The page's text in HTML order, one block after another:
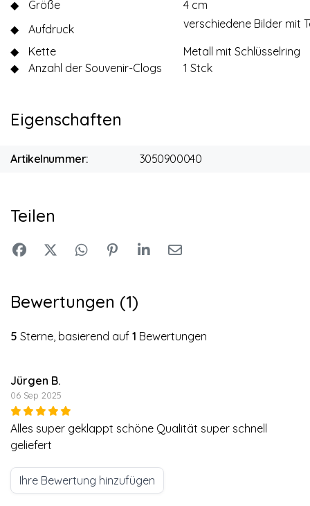
◆
Größe
4 cm
◆
Aufdruck
verschiedene Bilder mit
◆
Kette
Metall mit Schlüsselring
◆
Anzahl der Souvenir-Clogs 1 Stck
Eigenschaften
Artikelnummer: 3050900040
Teilen
Bewertungen (1)
5 Sterne, basierend auf 1 Bewertungen
Jürgen B.
06 Sep 2025
Alles super geklappt schöne Qualität super schnell
geliefert
Ihre Bewertung hinzufügen